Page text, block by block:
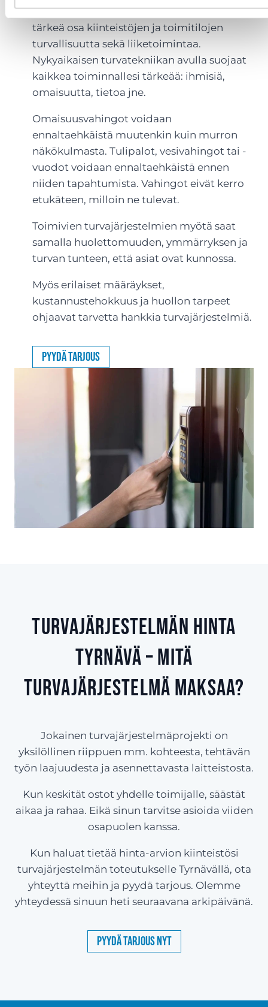
Erilaiset turvatekniikan järjestelmät ovat
tärkeä osa kiinteistöjen ja toimitilojen
turvallisuutta sekä liiketoimintaa.
Nykyaikaisen turvatekniikan avulla suojaat
kaikkea toiminnallesi tärkeää: ihmisiä,
omaisuutta, tietoa jne.
Omaisuusvahingot voidaan
ennaltaehkäistä muutenkin kuin murron
näkökulmasta. Tulipalot, vesivahingot tai -
vuodot voidaan ennaltaehkäistä ennen
niiden tapahtumista. Vahingot eivät kerro
etukäteen, milloin ne tulevat.
Toimivien turvajärjestelmien myötä saat
samalla huolettomuuden, ymmärryksen ja
turvan tunteen, että asiat ovat kunnossa.
Myös erilaiset määräykset,
kustannustehokkuus ja huollon tarpeet
ohjaavat tarvetta hankkia turvajärjestelmiä.
Pyydä tarjous
Turvajärjestelmän hinta
Tyrnävä – Mitä
turvajärjestelmä maksaa?
Jokainen turvajärjestelmäprojekti on
yksilöllinen riippuen mm. kohteesta, tehtävän
työn laajuudesta ja asennettavasta laitteistosta.
Kun keskität ostot yhdelle toimijalle, säästät
aikaa ja rahaa. Eikä sinun tarvitse asioida viiden
osapuolen kanssa.
Kun haluat tietää hinta-arvion kiinteistösi
turvajärjestelmän toteutukselle Tyrnävällä, ota
yhteyttä meihin ja pyydä tarjous. Olemme
yhteydessä sinuun heti seuraavana arkipäivänä.
Pyydä tarjous nyt